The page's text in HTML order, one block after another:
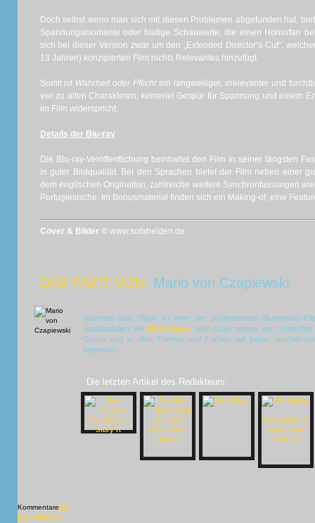
Doch selbst wenn man sich mit diesen Problemen abgefunden hat,
Spannungsmomente oder blutige Schauwerte, die einen Horrorfan
sich bei dieser Version zwar um den „Extended Director’s Cut“,
13 Jahren) konzipierten Film nichts Relevantes hinzufügt.
Somit ist Wahrheit oder Pflichtein langweiliger, irrelevanter und
viel zu alten Charakteren, keinerlei Gespür für Spannung und einem
im Film widerspricht.
Details der Blu-ray
Die Blu-ray-Veröffentlichung beinhaltet den Film in seiner längsten
in guter Bildqualität. Bei den Sprachen bietet der Film neben einer
dem englischen Originalton, zahlreiche weitere Synchronfassungen
Portugiesische. Im Bonusmaterial finden sich ein Making-of, eine
Cover & Bilder © www.sofahelden.de
DAS FAZIT VON: Mario von Czapiewski
Wahrheit oder Pflichtist einer der schlechtesten Blumhouse-
Totalausfällen wie Wish Upon oder Ouijanahtlos ein. Schlechte
Grusel und in allen Formen und Farben auf junge,
empfehlen.
Die letzten Artikel des Redakteurs:
Kommentare[X]
[X] schließen